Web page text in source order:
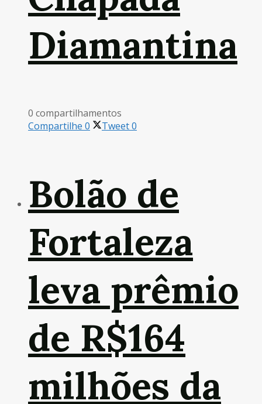
Diamantina
0 compartilhamentos
Compartilhe 0 Tweet0
Bolão de
Fortaleza
leva prêmio
de R$164
milhões da